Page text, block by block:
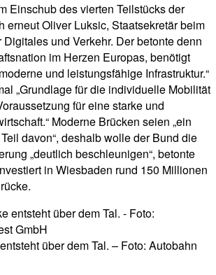
Einschub des vierten Teilstücks der
erneut Oliver Luksic, Staatsekretär beim
und Verkehr. Der betonte denn
im Herzen Europas, benötigt
und leistungsfähige Infrastruktur.“
„Grundlage für die individuelle Mobilität
für eine starke und
Moderne Brücken seien „ein
davon“, deshalb wolle der Bund die
„deutlich beschleunigen“, betonte
in Wiesbaden rund 150 Millionen
über dem Tal. – Foto: Autobahn